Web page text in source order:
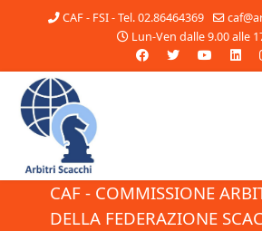
CAF - FSI - Tel. 02.86464369
Lun-Ven dalle 9.00 alle
CAF - COMMISSIONE
DELLA FEDERAZIONE